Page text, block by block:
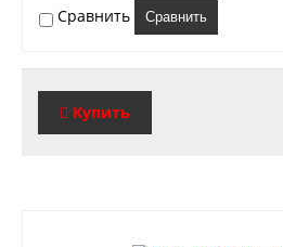
Сравнить
Сравнить
Купить